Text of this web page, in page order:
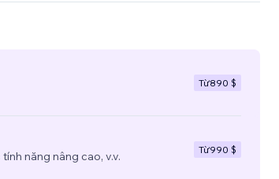
Từ890 $
năng nâng cao, v.v.
Từ990 $